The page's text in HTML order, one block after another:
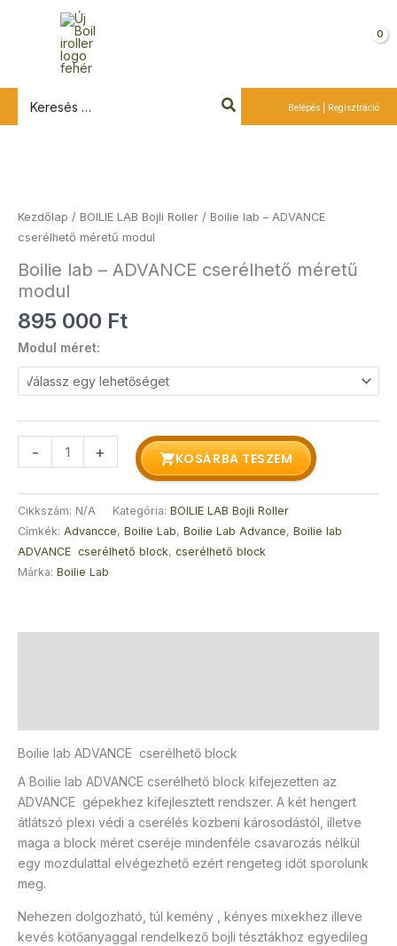
for:
Belépés | Regisztráció
Kezdőlap / BOILIE LAB Bojli Roller / Boilie lab – ADVANCE
cserélhető méretű modul
Boilie lab – ADVANCE cserélhető méretű
modul
895 000 Ft
Modul méret:
-
-
ADVANCE
méretű
modul
mennyiség
+ KOSÁRBA TESZEM
Cikkszám: N/A Kategória: BOILIE LAB Bojli Roller
Címkék: Advancce, Boilie Lab, Boilie Lab Advance, Boilie lab
ADVANCE cserélhető block, cserélhető block
Márka: Boilie Lab
Boilie lab ADVANCE cserélhető block
A Boilie lab ADVANCE cserélhető block kifejezetten az
ADVANCE gépekhez kifejlesztett rendszer. A két hengert
átlátszó plexi védi a cserélés közbeni károsodástól, illetve
maga a block méret cseréje mindenféle csavarozás nélkül
egy mozdulattal elvégezhető ezért rengeteg időt sporolunk
meg.
Nehezen dolgozható, túl kemény , kényes mixekhez illeve
kevés kötőanyaggal rendelkező bojli tésztákhoz egyedileg